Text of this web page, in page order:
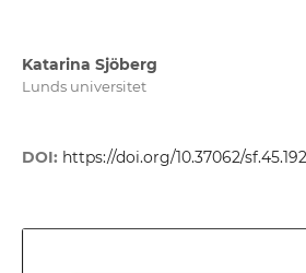
Katarina Sjöberg
Lunds universitet
DOI: https://doi.org/10.37062/